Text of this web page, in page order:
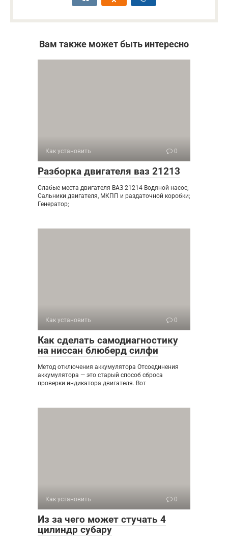
Вам также может быть интересно
Как установить 0
Разборка двигателя ваз 21213
Слабые места двигателя ВАЗ 21214 Водяной насос;
Сальники двигателя, МКПП и раздаточной коробки;
Генератор;
Как установить 0
Как сделать самодиагностику
на ниссан блюберд силфи
Метод отключения аккумулятора Отсоединения
аккумулятора — это старый способ сброса
проверки индикатора двигателя. Вот
Как установить 0
Из за чего может стучать 4
цилиндр субару